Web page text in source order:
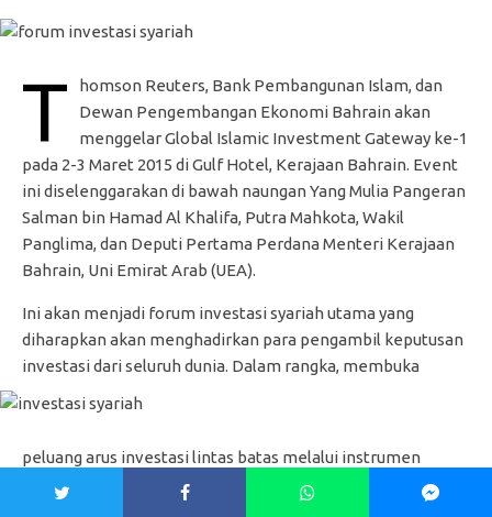
T
homson Reuters, Bank Pembangunan Islam, dan
Dewan Pengembangan Ekonomi Bahrain akan
menggelar Global Islamic Investment Gateway ke-1
pada 2-3 Maret 2015 di Gulf Hotel, Kerajaan Bahrain. Event
ini diselenggarakan di bawah naungan Yang Mulia Pangeran
Salman bin Hamad Al Khalifa, Putra Mahkota, Wakil
Panglima, dan Deputi Pertama Perdana Menteri Kerajaan
Bahrain, Uni Emirat Arab (UEA).
Ini akan menjadi forum investasi syariah utama yang
diharapkan akan menghadirkan para pengambil keputusan
investasi dari seluruh dunia. Dalam rangka, membuka
peluang arus investasi lintas batas melalui instrumen
investasi syariah.
Pasar di negara-negara OKI